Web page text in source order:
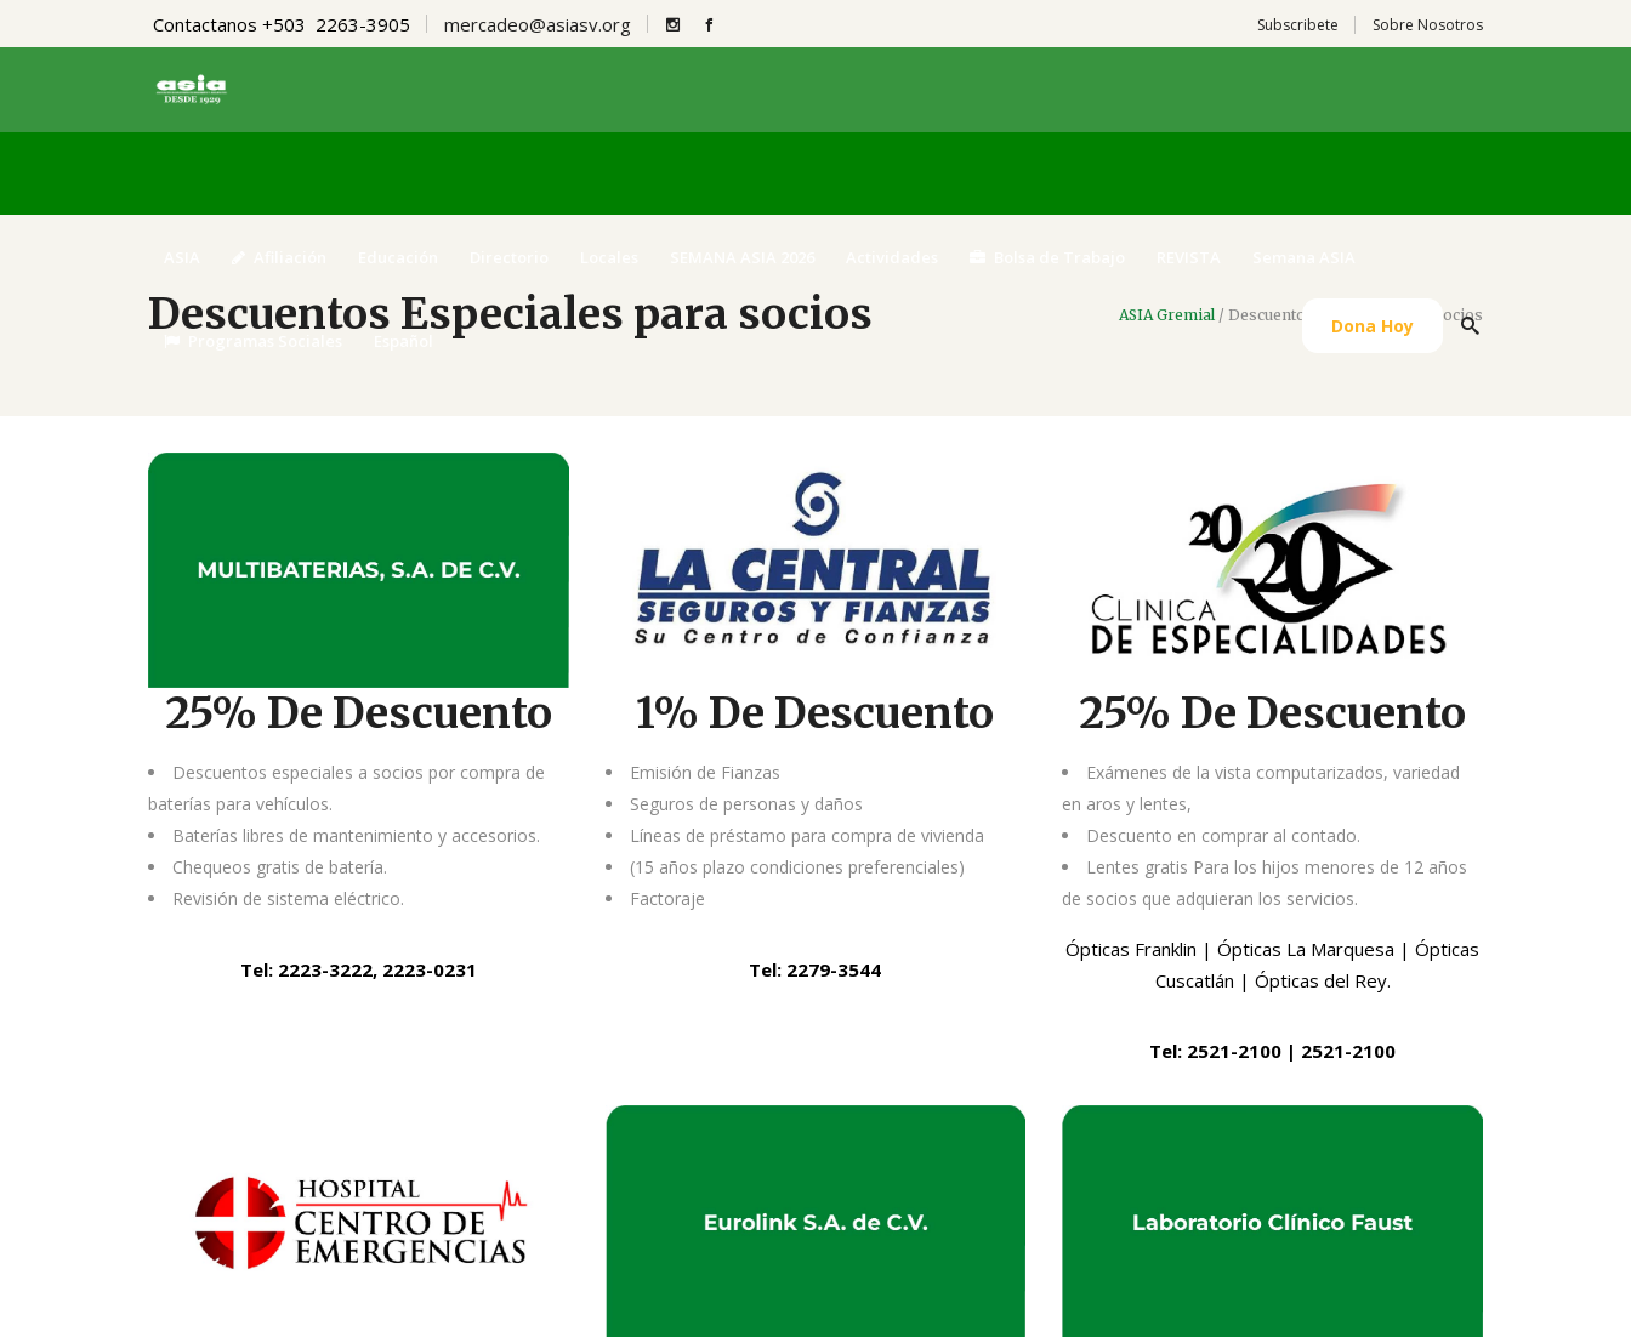
Contactanos +503 2263-3905 mercadeo@asiasv.org Subscribete Sobre Nosotros
Dona Hoy
Descuentos Especiales para socios ASIA Gremial / Descuentos Especiales para socios
25% De Descuento
Descuentos especiales a socios por compra de
baterías para vehículos.
Baterías libres de mantenimiento y accesorios.
Chequeos gratis de batería.
Revisión de sistema eléctrico.
Tel: 2223-3222, 2223-0231
1% De Descuento
Emisión de Fianzas
Seguros de personas y daños
Líneas de préstamo para compra de vivienda
(15 años plazo condiciones preferenciales)
Factoraje
Tel: 2279-3544
25% De Descuento
Exámenes de la vista computarizados, variedad
en aros y lentes,
Descuento en comprar al contado.
Lentes gratis Para los hijos menores de 12 años
de socios que adquieran los servicios.
Ópticas Franklin | Ópticas La Marquesa | Ópticas
Cuscatlán | Ópticas del Rey.
Tel: 2521-2100 | 2521-2100